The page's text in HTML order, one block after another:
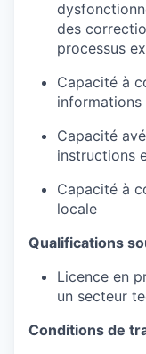
des
processus
Capacité à
informations
Capacité
instructions
Capacité à
locale
Qualifications
Licence en
un secteur
Conditions de